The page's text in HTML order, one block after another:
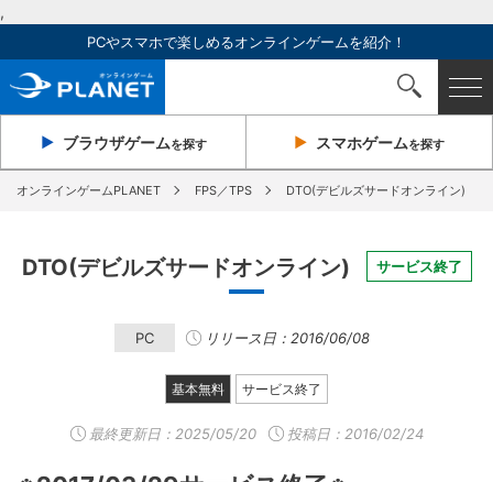
,
PCやスマホで楽しめるオンラインゲームを紹介！
ブラウザゲームを探す スマホゲームを探す
オンラインゲームPLANET FPS／TPS DTO(デビルズサードオンライン)
DTO(デビルズサードオンライン) サービス終了
PC リリース日：2016/06/08
基本無料 サービス終了
最終更新日： 2025/05/20 投稿日：2016/02/24